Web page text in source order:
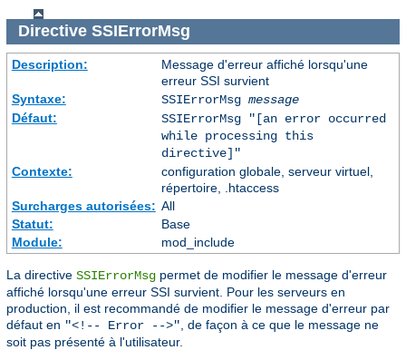
Directive SSIErrorMsg
Description:
Message d'erreur affiché lorsqu'une
erreur SSI survient
Syntaxe:
SSIErrorMsg message
Défaut:
SSIErrorMsg "[an error occurred
while processing this
directive]"
Contexte:
configuration globale, serveur virtuel,
répertoire, .htaccess
Surcharges autorisées: All
Statut:
Base
Module:
mod_include
La directive SSIErrorMsg permet de modifier le message d'erreur
affiché lorsqu'une erreur SSI survient. Pour les serveurs en
production, il est recommandé de modifier le message d'erreur par
défaut en "<!-- Error -->" , de façon à ce que le message ne
soit pas présenté à l'utilisateur.